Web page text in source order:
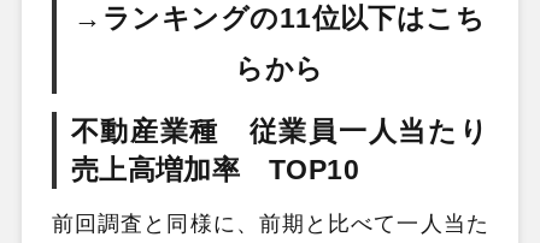
→ランキングの11位以下はこち
らから
不動産業種 従業員一人当たり
売上高増加率 TOP10
前回調査と同様に、前期と比べて一人当た